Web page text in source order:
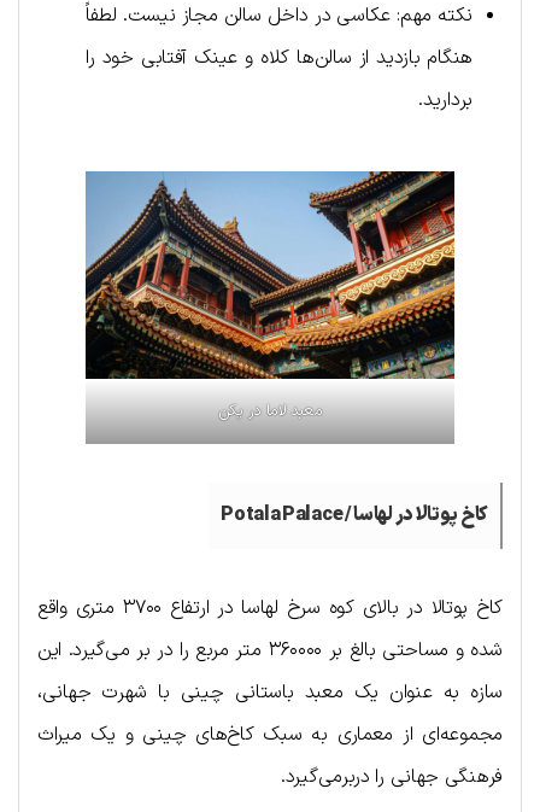
نکته مهم: عکاسی در داخل سالن مجاز نیست. لطفاً
هنگام بازدید از سالن‌ها کلاه و عینک آفتابی خود را
بردارید.
معبد لاما در پکن
کاخ پوتالا در لهاسا /Potala Palace
کاخ پوتالا در بالای کوه سرخ لهاسا در ارتفاع ۳۷۰۰ متری واقع
شده و مساحتی بالغ بر ۳۶۰۰۰۰ متر مربع را در بر می‌گیرد. این
سازه به عنوان یک معبد باستانی چینی با شهرت جهانی،
مجموعه‌ای از معماری به سبک کاخ‌های چینی و یک میراث
فرهنگی جهانی را دربرمی‌گیرد.